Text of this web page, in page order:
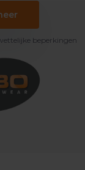
beperkingen